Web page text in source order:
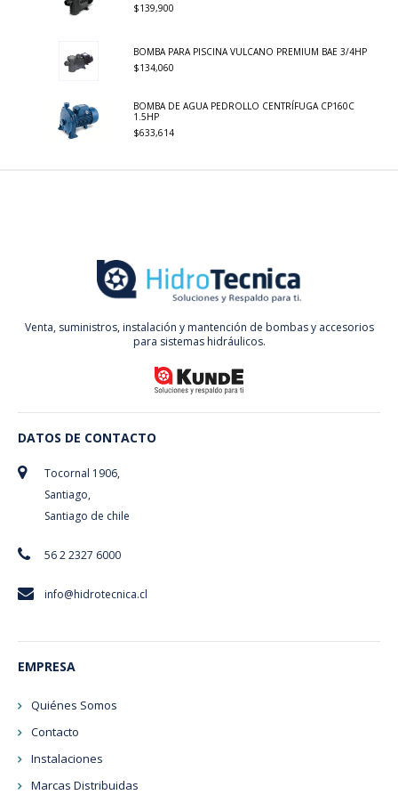
$139,900
BOMBA PARA PISCINA VULCANO PREMIUM BAE 3/4HP
$134,060
BOMBA DE AGUA PEDROLLO CENTRÍFUGA CP160C
1.5HP
$633,614
Venta, suministros, instalación y mantención de bombas y accesorios
para sistemas hidráulicos.
DATOS DE CONTACTO
Tocornal 1906,
Santiago,
Santiago de chile
56 2 2327 6000
info@hidrotecnica.cl
EMPRESA
Quiénes Somos
Contacto
Instalaciones
Marcas Distribuidas